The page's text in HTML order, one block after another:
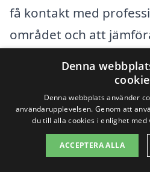
få kontakt med
området och att
hitta hjälp med dina
Piteå
Haparanda
Denna
Denna webbplats använder
användarupplevelsen. Genom att
du till alla cookies i enlighet med
ACCEPTERA ALLA